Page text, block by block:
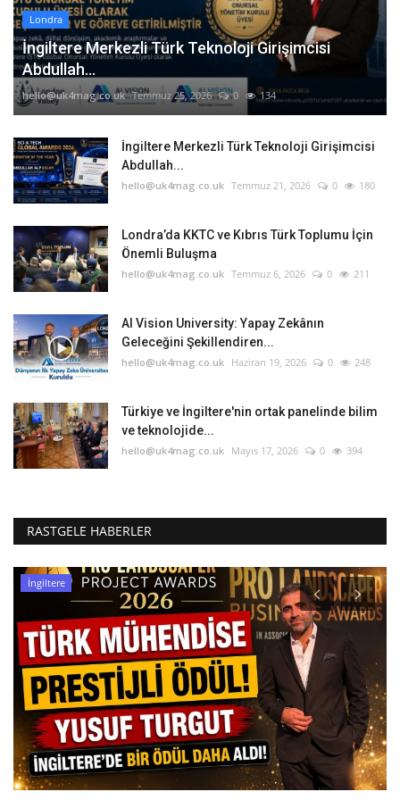
Londra
İngiltere Merkezli Türk Teknoloji Girişimcisi
Abdullah...
hello@uk4mag.co.uk Temmuz 25, 2026 0 134
İngiltere Merkezli Türk Teknoloji Girişimcisi
Abdullah...
hello@uk4mag.co.uk Temmuz 21, 2026 0 180
Londra’da KKTC ve Kıbrıs Türk Toplumu İçin
Önemli Buluşma
hello@uk4mag.co.uk Temmuz 6, 2026 0 211
AI Vision University: Yapay Zekânın
Geleceğini Şekillendiren...
hello@uk4mag.co.uk Haziran 19, 2026 0 248
Türkiye ve İngiltere'nin ortak panelinde bilim
ve teknolojide...
hello@uk4mag.co.uk Mayıs 17, 2026 0 394
RASTGELE HABERLER
İngiltere